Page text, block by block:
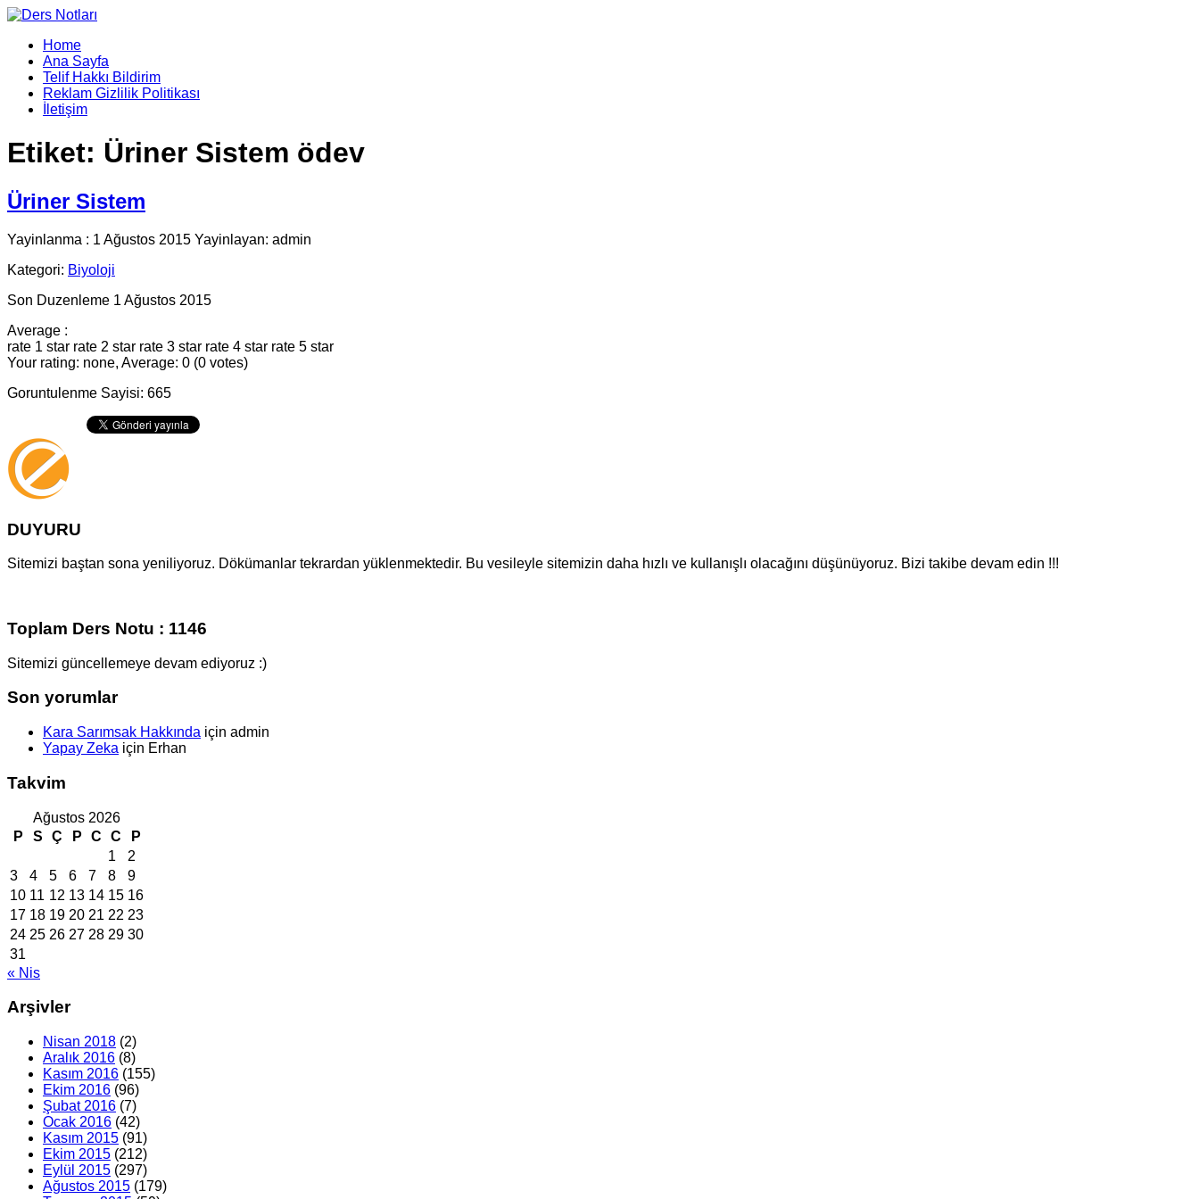
Home
Ana Sayfa
Telif Hakkı Bildirim
Reklam Gizlilik Politikası
İletişim
Etiket: Üriner Sistem ödev
Üriner Sistem
Yayinlanma : 1 Ağustos 2015 Yayinlayan: admin
Kategori: Biyoloji
Son Duzenleme 1 Ağustos 2015
Average :
rate 1 star rate 2 star rate 3 star rate 4 star rate 5 star
Your rating: none, Average: 0 (0 votes)
Goruntulenme Sayisi: 665
DUYURU
Sitemizi baştan sona yeniliyoruz. Dökümanlar tekrardan yüklenmektedir. Bu vesileyle sitemizin daha hızlı ve kullanışlı olacağını düşünüyoruz. Bizi takibe devam edin !!!
Toplam Ders Notu : 1146
Sitemizi güncellemeye devam ediyoruz :)
Son yorumlar
Kara Sarımsak Hakkında için admin
Yapay Zeka için Erhan
Takvim
Ağustos 2026
P
S Ç P C C
P
1
2
3
4 5 6 7 8
9
10 11 12 13 14 15 16
17 18 19 20 21 22 23
24 25 26 27 28 29 30
31
« Nis
Arşivler
Nisan 2018 (2)
Aralık 2016 (8)
Kasım 2016 (155)
Ekim 2016 (96)
Şubat 2016 (7)
Ocak 2016 (42)
Kasım 2015 (91)
Ekim 2015 (212)
Eylül 2015 (297)
Ağustos 2015 (179)